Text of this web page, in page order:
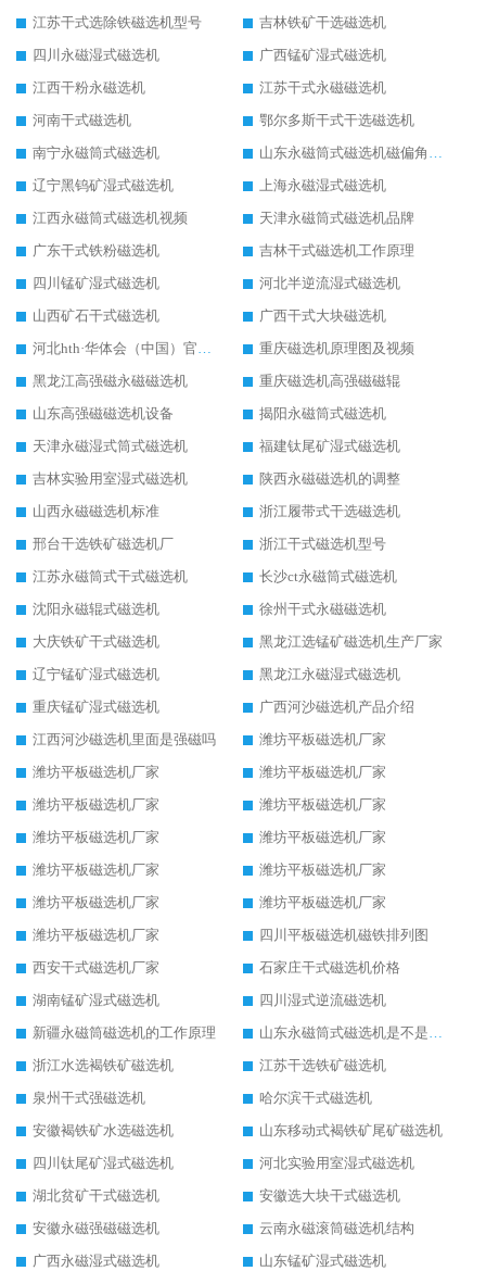
江苏干式选除铁磁选机型号
吉林铁矿干选磁选机
四川永磁湿式磁选机
广西锰矿湿式磁选机
江西干粉永磁选机
江苏干式永磁磁选机
河南干式磁选机
鄂尔多斯干式干选磁选机
南宁永磁筒式磁选机
山东永磁筒式磁选机磁偏角怎么调整
辽宁黑钨矿湿式磁选机
上海永磁湿式磁选机
江西永磁筒式磁选机视频
天津永磁筒式磁选机品牌
广东干式铁粉磁选机
吉林干式磁选机工作原理
四川锰矿湿式磁选机
河北半逆流湿式磁选机
山西矿石干式磁选机
广西干式大块磁选机
河北hth·华体会（中国）官方网站-hth.com 工作视频
重庆磁选机原理图及视频
黑龙江高强磁永磁磁选机
重庆磁选机高强磁磁辊
山东高强磁磁选机设备
揭阳永磁筒式磁选机
天津永磁湿式筒式磁选机
福建钛尾矿湿式磁选机
吉林实验用室湿式磁选机
陕西永磁磁选机的调整
山西永磁磁选机标准
浙江履带式干选磁选机
邢台干选铁矿磁选机厂
浙江干式磁选机型号
江苏永磁筒式干式磁选机
长沙ct永磁筒式磁选机
沈阳永磁辊式磁选机
徐州干式永磁磁选机
大庆铁矿干式磁选机
黑龙江选锰矿磁选机生产厂家
辽宁锰矿湿式磁选机
黑龙江永磁湿式磁选机
重庆锰矿湿式磁选机
广西河沙磁选机产品介绍
江西河沙磁选机里面是强磁吗
潍坊平板磁选机厂家
潍坊平板磁选机厂家
潍坊平板磁选机厂家
潍坊平板磁选机厂家
潍坊平板磁选机厂家
潍坊平板磁选机厂家
潍坊平板磁选机厂家
潍坊平板磁选机厂家
潍坊平板磁选机厂家
潍坊平板磁选机厂家
潍坊平板磁选机厂家
潍坊平板磁选机厂家
四川平板磁选机磁铁排列图
西安干式磁选机厂家
石家庄干式磁选机价格
湖南锰矿湿式磁选机
四川湿式逆流磁选机
新疆永磁筒磁选机的工作原理
山东永磁筒式磁选机是不是强磁
浙江水选褐铁矿磁选机
江苏干选铁矿磁选机
泉州干式强磁选机
哈尔滨干式磁选机
安徽褐铁矿水选磁选机
山东移动式褐铁矿尾矿磁选机
四川钛尾矿湿式磁选机
河北实验用室湿式磁选机
湖北贫矿干式磁选机
安徽选大块干式磁选机
安徽永磁强磁磁选机
云南永磁滚筒磁选机结构
广西永磁湿式磁选机
山东锰矿湿式磁选机